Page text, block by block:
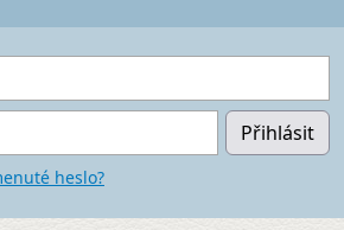
Přihlásit
heslo?